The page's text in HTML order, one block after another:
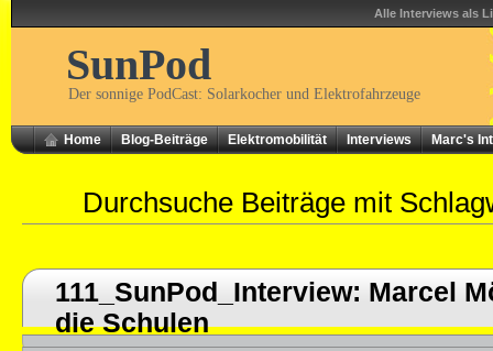
Alle Interviews als
SunPod
Der sonnige PodCast: Solarkocher und Elektrofahrzeuge
Home Blog-Beiträge Elektromobilität Interviews Marc's
Durchsuche Beiträge mit
111_SunPod_Interview: Marcel
die Schulen